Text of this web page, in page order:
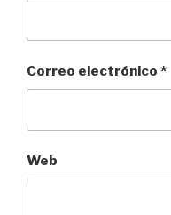
Correo electrónico *
Web